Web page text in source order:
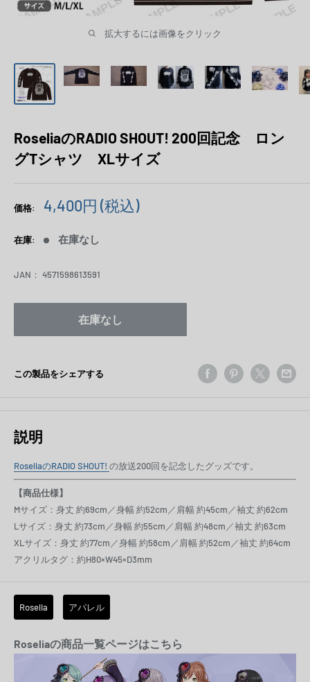
拡大するには画像をクリック
RoseliaのRADIO SHOUT! 200回記念 ロン
グTシャツ XLサイズ
価格:
販
価
4,400円 (税込)
在庫: 在庫なし
JAN： 4571598613591
在庫なし
この製品をシェアする
説明
RoseliaのRADIO SHOUT! の放送200回を記念したグッズです。
【商品仕様】
Mサイズ：身丈 約69cm／身幅 約52cm／肩幅 約45cm／袖丈 約62cm
Lサイズ：身丈 約73cm／身幅 約55cm／肩幅 約48cm／袖丈 約63cm
XLサイズ：身丈 約77cm／身幅 約58cm／肩幅 約52cm／袖丈 約64cm
アクリルタグ：約H80×W45×D3mm
Roselia アパレル
Roseliaの商品一覧ページはこちら